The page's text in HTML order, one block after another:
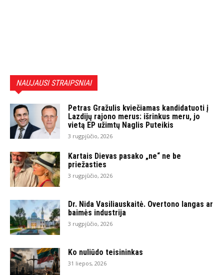
NAUJAUSI STRAIPSNIAI
Petras Gražulis kviečiamas kandidatuoti į
Lazdijų rajono merus: išrinkus meru, jo
vietą EP užimtų Naglis Puteikis
3 rugpjūčio, 2026
Kartais Dievas pasako „ne“ ne be
priežasties
3 rugpjūčio, 2026
Dr. Nida Vasiliauskaitė. Overtono langas ar
baimės industrija
3 rugpjūčio, 2026
Ko nuliūdo teisininkas
31 liepos, 2026